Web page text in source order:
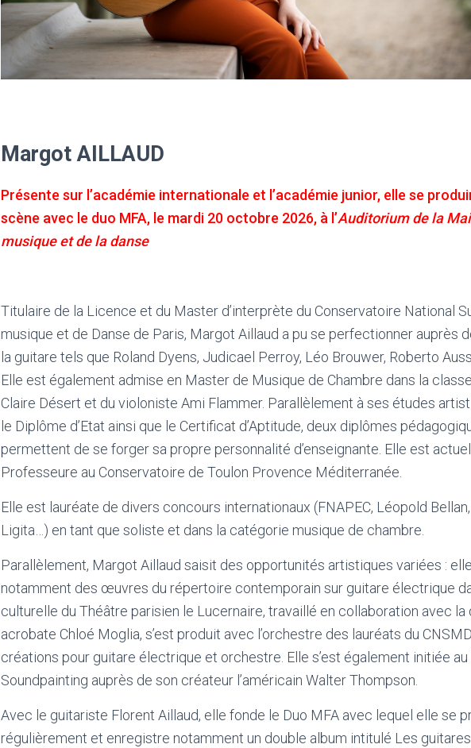
Margot AILLAUD
Présente sur l’académie internationale et l’académie junior, elle se
scène avec le duo MFA, le mardi 20 octobre 2026, à l’Auditorium de la
musique et de la danse
Titulaire de la Licence et du Master d’interprète du Conservatoire National
musique et de Danse de Paris, Margot Aillaud a pu se perfectionner auprès
la guitare tels que Roland Dyens, Judicael Perroy, Léo Brouwer, Roberto
Elle est également admise en Master de Musique de Chambre dans la
Claire Désert et du violoniste Ami Flammer. Parallèlement à ses études
le Diplôme d’Etat ainsi que le Certificat d’Aptitude, deux diplômes
permettent de se forger sa propre personnalité d’enseignante. Elle est
Professeure au Conservatoire de Toulon Provence Méditerranée.
Elle est lauréate de divers concours internationaux (FNAPEC, Léopold
Ligita…) en tant que soliste et dans la catégorie musique de chambre.
Parallèlement, Margot Aillaud saisit des opportunités artistiques variées :
notamment des œuvres du répertoire contemporain sur guitare électrique
culturelle du Théâtre parisien le Lucernaire, travaillé en collaboration avec la
acrobate Chloé Moglia, s’est produit avec l’orchestre des lauréats du
créations pour guitare électrique et orchestre. Elle s’est également initiée au
Soundpainting auprès de son créateur l’américain Walter Thompson.
Avec le guitariste Florent Aillaud, elle fonde le Duo MFA avec lequel elle se
régulièrement et enregistre notamment un double album intitulé Les